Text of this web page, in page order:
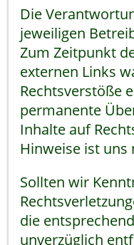
Die
jeweiligen
Zum Zeitpunkt
externen Links
Rechtsverstöße
permanente
Inhalte auf
Hinweise ist
Sollten wir
die
unverzüglich